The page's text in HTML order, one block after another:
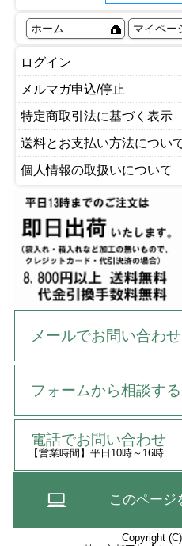
ホーム マイペー
ログイン
メルマガ申込/停止
特定商取引法に基づく表示
送料とお支払い方法につい
個人情報の取扱いについて
メールでお問い合わせ
フォームから相談する
電話でお問い合わせ
【営業時間】平日10時～16時
このページ
Copyright